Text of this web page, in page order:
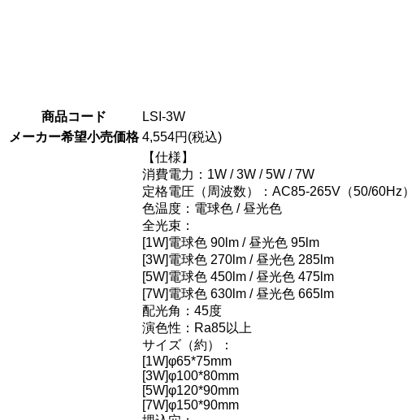
商品コード
LSI-3W
メーカー希望小売価格 4,554円(税込)
【仕様】
消費電力：1W / 3W / 5W / 7W
定格電圧（周波数）：AC85-265V（50/60Hz）
色温度：電球色 / 昼光色
全光束：
[1W]電球色 90lm / 昼光色 95lm
[3W]電球色 270lm / 昼光色 285lm
[5W]電球色 450lm / 昼光色 475lm
[7W]電球色 630lm / 昼光色 665lm
配光角：45度
演色性：Ra85以上
サイズ（約）：
[1W]φ65*75mm
[3W]φ100*80mm
[5W]φ120*90mm
[7W]φ150*90mm